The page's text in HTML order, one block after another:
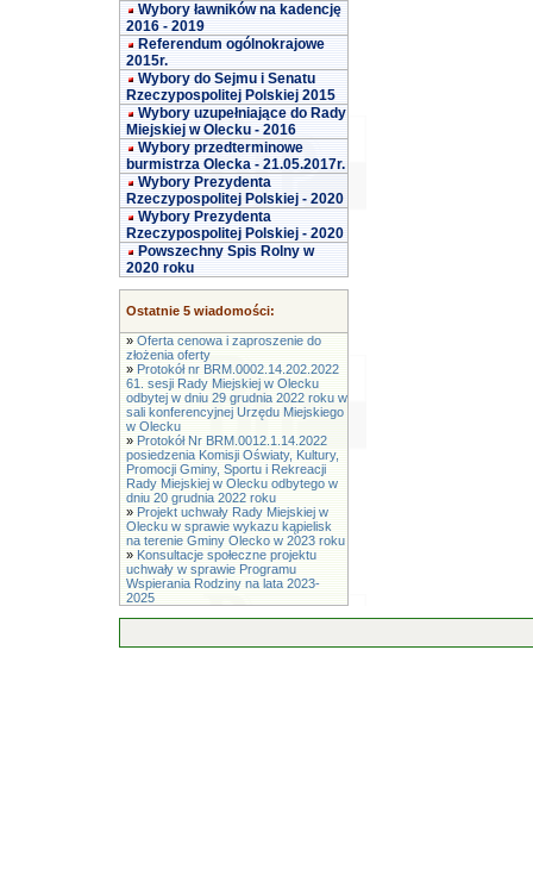
Wybory ławników na kadencję
2016 - 2019
Referendum ogólnokrajowe
2015r.
Wybory do Sejmu i Senatu
Rzeczypospolitej Polskiej 2015
Wybory uzupełniające do Rady
Miejskiej w Olecku - 2016
Wybory przedterminowe
burmistrza Olecka - 21.05.2017r.
Wybory Prezydenta
Rzeczypospolitej Polskiej - 2020
Wybory Prezydenta
Rzeczypospolitej Polskiej - 2020
Powszechny Spis Rolny w
2020 roku
Ostatnie 5 wiadomości:
» Oferta cenowa i zaproszenie do
złożenia oferty
» Protokół nr BRM.0002.14.202.2022
61. sesji Rady Miejskiej w Olecku
odbytej w dniu 29 grudnia 2022 roku w
sali konferencyjnej Urzędu Miejskiego
w Olecku
» Protokół Nr BRM.0012.1.14.2022
posiedzenia Komisji Oświaty, Kultury,
Promocji Gminy, Sportu i Rekreacji
Rady Miejskiej w Olecku odbytego w
dniu 20 grudnia 2022 roku
» Projekt uchwały Rady Miejskiej w
Olecku w sprawie wykazu kąpielisk
na terenie Gminy Olecko w 2023 roku
» Konsultacje społeczne projektu
uchwały w sprawie Programu
Wspierania Rodziny na lata 2023-
2025